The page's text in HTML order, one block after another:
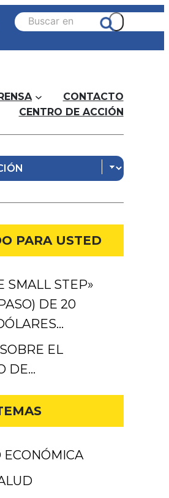
CONTACTO
CENTRO DE ACCIÓN
PARA USTED
SMALL STEP»
DE 20
EL
DE...